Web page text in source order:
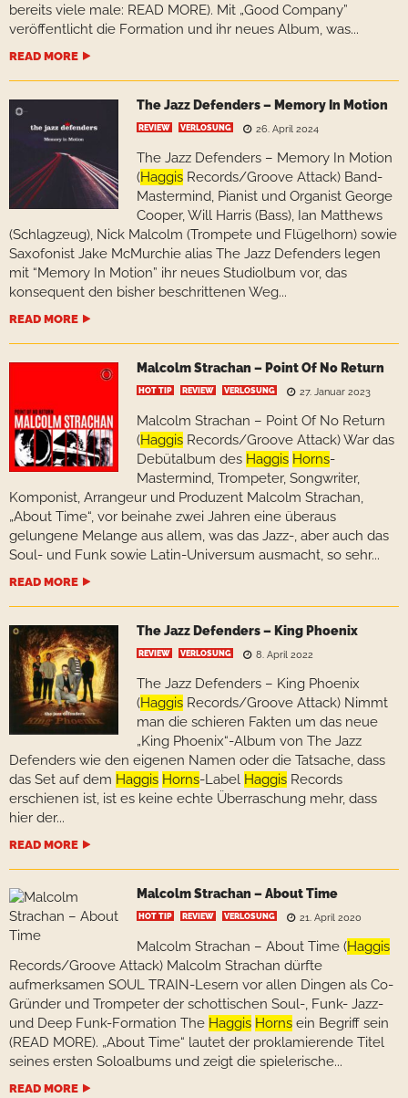
bereits viele male: READ MORE). Mit „Good Company”
veröffentlicht die Formation und ihr neues Album, was...
READ MORE
The Jazz Defenders – Memory In Motion
REVIEW VERLOSUNG 26. April 2024
The Jazz Defenders – Memory In Motion
(Haggis Records/Groove Attack) Band-
Mastermind, Pianist und Organist George
Cooper, Will Harris (Bass), Ian Matthews
(Schlagzeug), Nick Malcolm (Trompete und Flügelhorn) sowie
Saxofonist Jake McMurchie alias The Jazz Defenders legen
mit “Memory In Motion” ihr neues Studiolbum vor, das
konsequent den bisher beschrittenen Weg...
READ MORE
Malcolm Strachan – Point Of No Return
HOT TIP REVIEW VERLOSUNG 27. Januar 2023
Malcolm Strachan – Point Of No Return
(Haggis Records/Groove Attack) War das
Debütalbum des Haggis Horns-
Mastermind, Trompeter, Songwriter,
Komponist, Arrangeur und Produzent Malcolm Strachan,
„About Time“, vor beinahe zwei Jahren eine überaus
gelungene Melange aus allem, was das Jazz-, aber auch das
Soul- und Funk sowie Latin-Universum ausmacht, so sehr...
READ MORE
The Jazz Defenders – King Phoenix
REVIEW VERLOSUNG 8. April 2022
The Jazz Defenders – King Phoenix
(Haggis Records/Groove Attack) Nimmt
man die schieren Fakten um das neue
„King Phoenix“-Album von The Jazz
Defenders wie den eigenen Namen oder die Tatsache, dass
das Set auf dem Haggis Horns-Label Haggis Records
erschienen ist, ist es keine echte Überraschung mehr, dass
hier der...
READ MORE
Malcolm Strachan – About Time
HOT TIP REVIEW VERLOSUNG 21. April 2020
Malcolm Strachan – About Time (Haggis
Records/Groove Attack) Malcolm Strachan dürfte
aufmerksamen SOUL TRAIN-Lesern vor allen Dingen als Co-
Gründer und Trompeter der schottischen Soul-, Funk- Jazz-
und Deep Funk-Formation The Haggis Horns ein Begriff sein
(READ MORE). „About Time“ lautet der proklamierende Titel
seines ersten Soloalbums und zeigt die spielerische...
READ MORE